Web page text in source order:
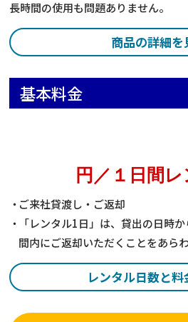
長時間の使用も問題ありません。
商品の詳細を
基本料金
円／１日間レ
ご来社貸渡し・ご返却
「レンタル1日」は、貸出の日時
間内にご返却いただくことをあらわ
レンタル日数と